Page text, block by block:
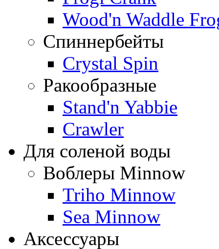
Wood'n Waddle
Спиннербейты
Crystal Spin
Ракообразные
Stand'n Yabbie
Crawler
Для соленой воды
Воблеры Minnow
Triho Minnow
Sea Minnow
Аксессуары